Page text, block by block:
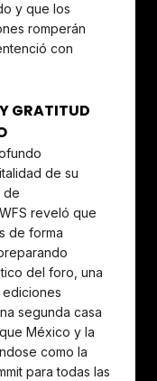
y que los
romperán
con
GRATITUD
de su
de
reveló que
de forma
del foro, una
ediciones
segunda casa
México y la
como la
para todas las